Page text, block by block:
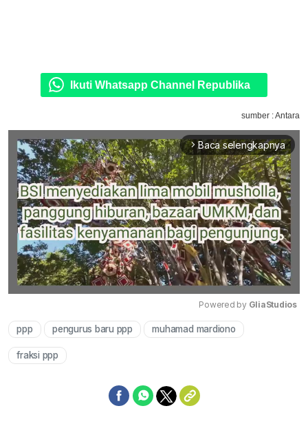
Ikuti Whatsapp Channel Republika
sumber : Antara
arrow_forward_ios Baca selengkapnya
Powered by GliaStudios
ppp pengurus baru ppp muhamad mardiono
fraksi ppp